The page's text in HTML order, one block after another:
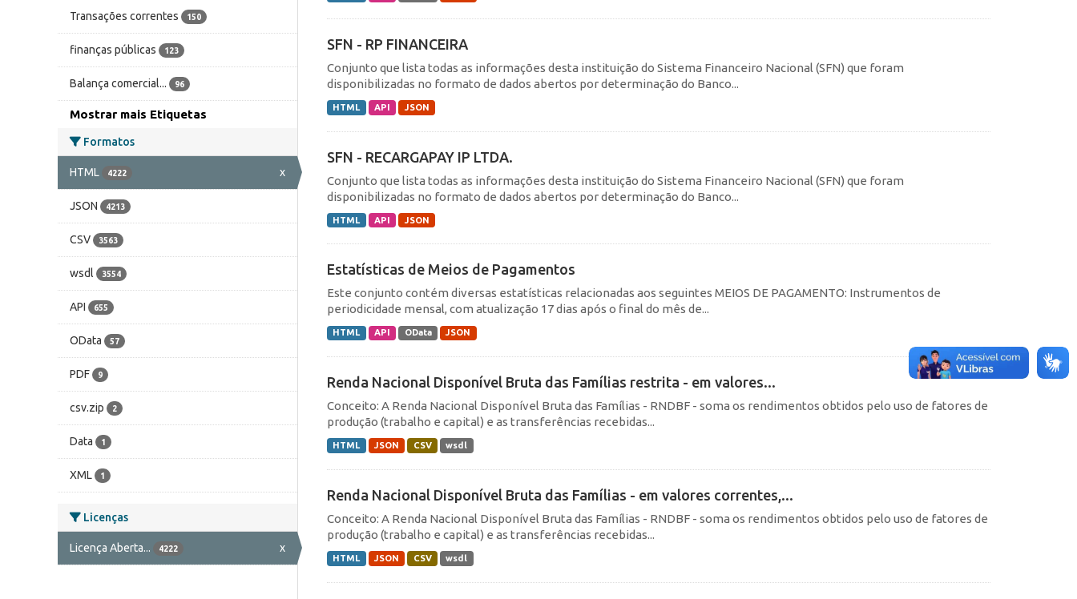
Transações correntes 150
finanças públicas 123
Balança comercial... 96
Mostrar mais Etiquetas
Formatos
HTML 4222 x
JSON 4213
CSV 3563
wsdl 3554
API 655
OData 57
PDF 9
csv.zip 2
Data 1
XML 1
Licenças
Licença Aberta... 4222 x
SFN - RP FINANCEIRA
Conjunto que lista todas as informações desta instituição do Sistema Financeiro Nacional (SFN) que foram
disponibilizadas no formato de dados abertos por determinação do Banco...
HTML API JSON
SFN - RECARGAPAY IP LTDA.
Conjunto que lista todas as informações desta instituição do Sistema Financeiro Nacional (SFN) que foram
disponibilizadas no formato de dados abertos por determinação do Banco...
HTML API JSON
Estatísticas de Meios de Pagamentos
Este conjunto contém diversas estatísticas relacionadas aos seguintes MEIOS DE PAGAMENTO: Instrumentos de
periodicidade mensal, com atualização 17 dias após o final do mês de...
HTML API OData JSON
Renda Nacional Disponível Bruta das Famílias restrita - em valores...
Conceito: A Renda Nacional Disponível Bruta das Famílias - RNDBF - soma os rendimentos obtidos pelo uso de fatores de
produção (trabalho e capital) e as transferências recebidas...
HTML JSON CSV wsdl
Renda Nacional Disponível Bruta das Famílias - em valores correntes,...
Conceito: A Renda Nacional Disponível Bruta das Famílias - RNDBF - soma os rendimentos obtidos pelo uso de fatores de
produção (trabalho e capital) e as transferências recebidas...
HTML JSON CSV wsdl